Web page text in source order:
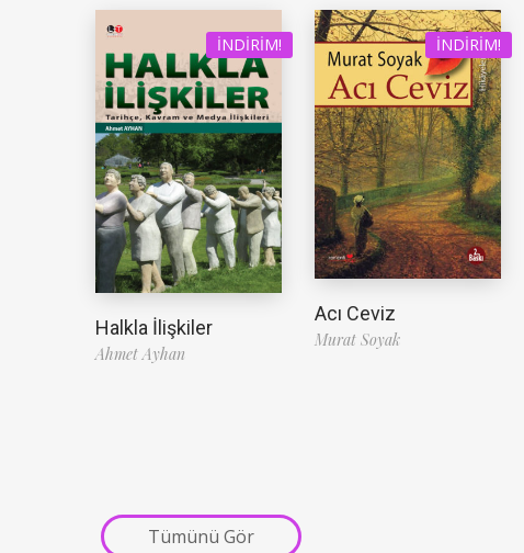
İNDIRIM!
Halkla İlişkiler
Ahmet Ayhan
İNDIRIM!
Acı Ceviz
Murat Soyak
Tümünü Gör